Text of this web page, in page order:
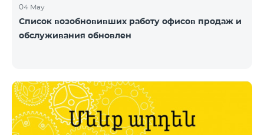
04 May
Список возобновивших работу офисов продаж и
обслуживания обновлен